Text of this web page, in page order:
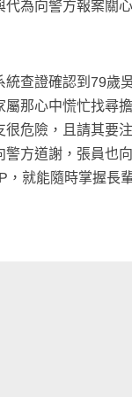
為向警方報案關
查證確認到79歲
那心中慌忙找尋
危險，且請其要
方道謝，張員也
就能隨時掌握長